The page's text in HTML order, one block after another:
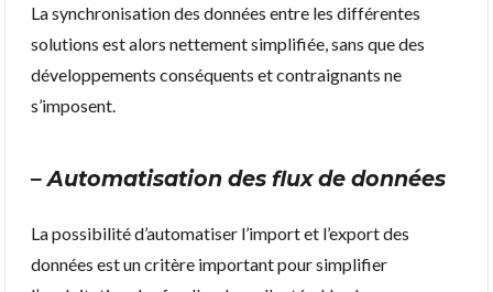
La synchronisation des données entre les différentes
solutions est alors nettement simplifiée, sans que des
développements conséquents et contraignants ne
s’imposent.
– Automatisation des flux de données
La possibilité d’automatiser l’import et l’export des
données est un critère important pour simplifier